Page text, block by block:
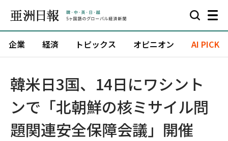
企業 経済 トピックス オピニオン AI PICK
韓米日3国、14日にワシント
ンで「北朝鮮の核ミサイル問
題関連安全保障会議」開催